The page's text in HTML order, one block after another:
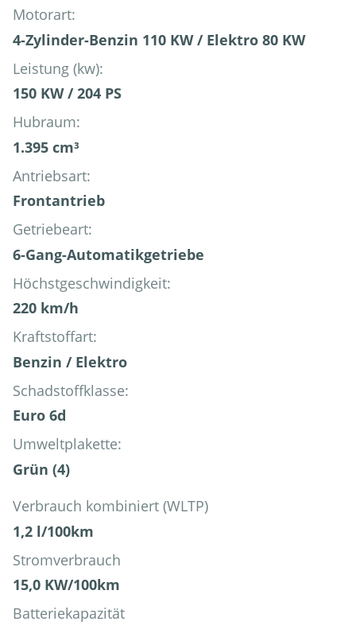
Motorart:
4-Zylinder-Benzin 110 KW / Elektro 80 KW
Leistung (kw):
150 KW / 204 PS
Hubraum:
1.395 cm³
Antriebsart:
Frontantrieb
Getriebeart:
6-Gang-Automatikgetriebe
Höchstgeschwindigkeit:
220 km/h
Kraftstoffart:
Benzin / Elektro
Schadstoffklasse:
Euro 6d
Umweltplakette:
Grün (4)
Verbrauch kombiniert (WLTP)
1,2 l/100km
Stromverbrauch
15,0 KW/100km
Batteriekapazität